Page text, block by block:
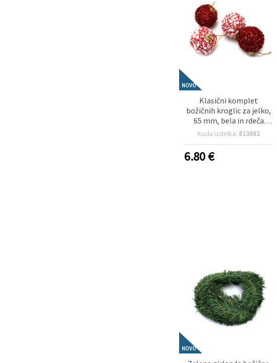
NOVO
Klasični komplet
božičnih kroglic za jelko,
65 mm, bela in rdeča
barva, 12 kosov – idealno
drevesa in praznične
dekoracije
Koda izdelka: 813882
6.80€
NOVO